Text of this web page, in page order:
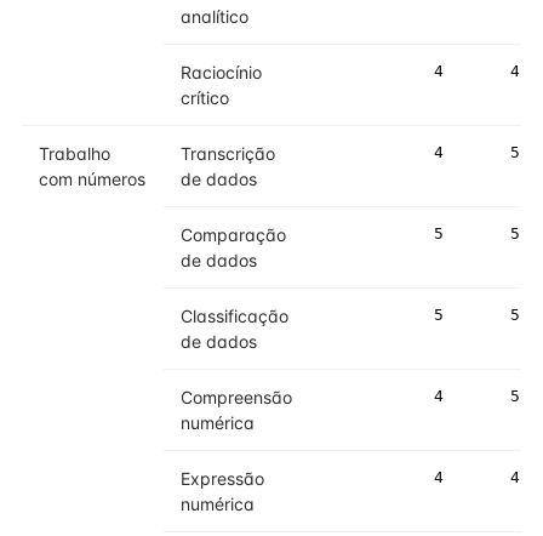
analítico
Raciocínio
crítico
4 4
Trabalho
com números
Transcrição
de dados
4 5
Comparação
de dados
5 5
Classificação
de dados
5 5
Compreensão
numérica
4 5
Expressão
numérica
4 4